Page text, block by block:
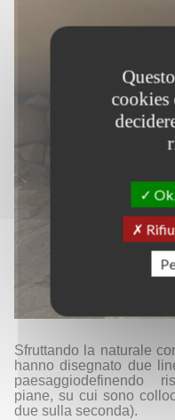
Sfruttando la naturale
hanno disegnato due
paesaggiodefinendo
piane, su cui sono
due sulla seconda).
cookies